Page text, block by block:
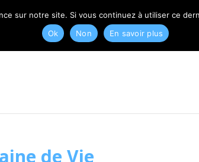
de Vie
sur notre site. Si vous continuez à utiliser ce
Ok
Non En savoir plus